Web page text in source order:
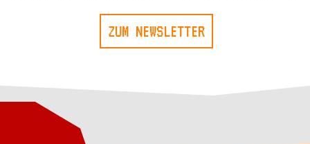
ZUM NEWSLETTER